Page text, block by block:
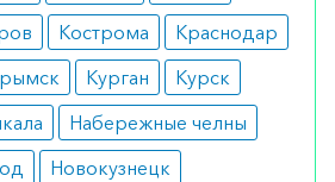
Кострома
Краснодар
Курган
Курск
Набережные челны
Новокузнецк